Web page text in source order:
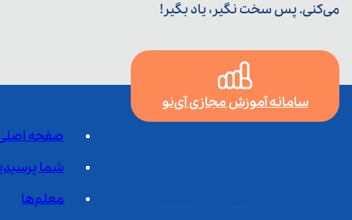
می‌کنی. پس سخت نگیر، یاد بگیر!
سامانه آموزش مجازی آی‌نو
صفحه
شما
معلم‌ها